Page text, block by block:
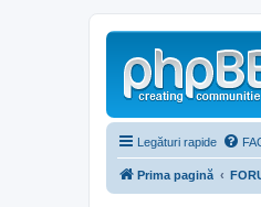
Legături rapide
Prima pagină